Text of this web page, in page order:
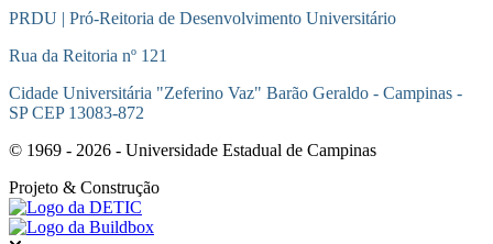
PRDU | Pró-Reitoria de Desenvolvimento Universitário
Rua da Reitoria nº 121
Cidade Universitária "Zeferino Vaz" Barão Geraldo - Campinas -
SP CEP 13083-872
© 1969 - 2026 - Universidade Estadual de Campinas
Projeto & Construção